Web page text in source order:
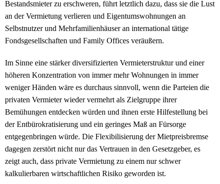
Bestandsmieter zu erschweren, führt letztlich dazu, dass sie die Lust
an der Vermietung verlieren und Eigentumswohnungen an
Selbstnutzer und Mehrfamilienhäuser an international tätige
Fondsgesellschaften und Family Offices veräußern.
Im Sinne eine stärker diversifizierten Vermieterstruktur und einer
höheren Konzentration von immer mehr Wohnungen in immer
weniger Händen wäre es durchaus sinnvoll, wenn die Parteien die
privaten Vermieter wieder vermehrt als Zielgruppe ihrer
Bemühungen entdecken würden und ihnen erste Hilfestellung bei
der Entbürokratisierung und ein geringes Maß an Fürsorge
entgegenbringen würde. Die Flexibilisierung der Mietpreisbremse
dagegen zerstört nicht nur das Vertrauen in den Gesetzgeber, es
zeigt auch, dass private Vermietung zu einem nur schwer
kalkulierbaren wirtschaftlichen Risiko geworden ist.